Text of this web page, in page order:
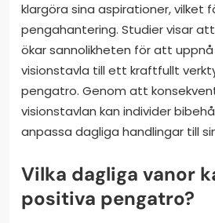
klargöra sina aspirationer, vilket
pengahantering. Studier visar
ökar sannolikheten för att
visionstavla till ett kraftfullt
pengatro. Genom att
visionstavlan kan individer
anpassa dagliga handlingar till
Vilka dagliga vanor
positiva pengatro?